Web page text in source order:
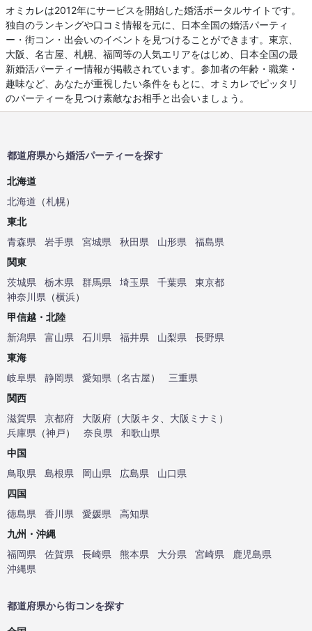
オミカレは2012年にサービスを開始した婚活ポータルサイトです。
独自のランキングや口コミ情報を元に、日本全国の婚活パーティ
ー・街コン・出会いのイベントを見つけることができます。東京、
大阪、名古屋、札幌、福岡等の人気エリアをはじめ、日本全国の最
新婚活パーティー情報が掲載されています。参加者の年齢・職業・
趣味など、あなたが重視したい条件をもとに、オミカレでピッタリ
のパーティーを見つけ素敵なお相手と出会いましょう。
都道府県から婚活パーティーを探す
北海道
北海道 （札幌）
東北
青森県
岩手県 宮城県 秋田県 山形県
福島県
関東
茨城県
栃木県 群馬県 埼玉県 千葉県
東京都
神奈川県 （横浜）
甲信越・北陸
新潟県
富山県 石川県 福井県 山梨県
長野県
東海
岐阜県
静岡県 愛知県 （名古屋）
三重県
関西
滋賀県
京都府 大阪府 （大阪キタ 大阪ミナミ ）
兵庫県 （神戸） 奈良県
和歌山県
中国
鳥取県
島根県 岡山県 広島県
山口県
四国
徳島県
香川県 愛媛県
高知県
九州・沖縄
福岡県
佐賀県 長崎県 熊本県 大分県 宮崎県
鹿児島県
沖縄県
都道府県から街コンを探す